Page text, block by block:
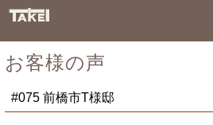
お客様の声
#075 前橋市T様邸